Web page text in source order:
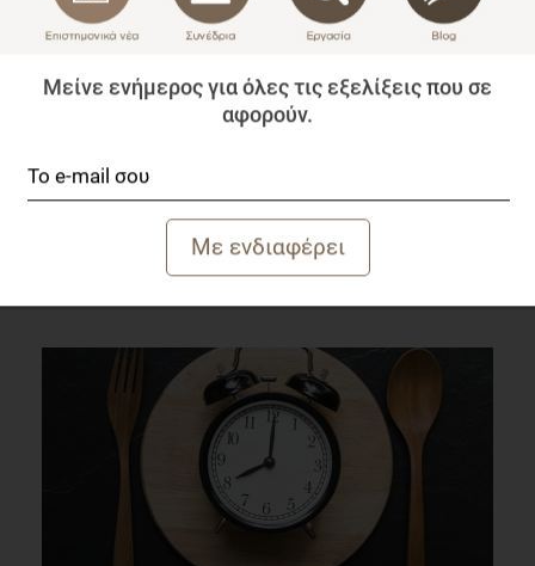
Διατροφής από το mednutrition.gr και το fmh.gr
Μείνε ενήμερος για όλες τις εξελίξεις που σε
αφορούν.